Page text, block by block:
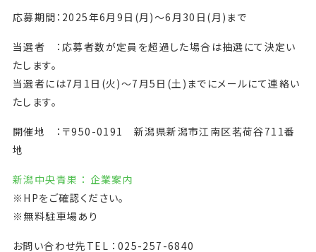
応募期間：2025年6月9日(月)～6月30日(月)まで
当選者 ：応募者数が定員を超過した場合は抽選にて決定い
たします。
当選者には7月1日(火)～7月5日(土)までにメールにて連絡い
たします。
開催地 ：〒950-0191 新潟県新潟市江南区茗荷谷711番
地
新潟中央青果 ： 企業案内
※HPをご確認ください。
※無料駐車場あり
お問い合わせ先TEL ：025-257-6840